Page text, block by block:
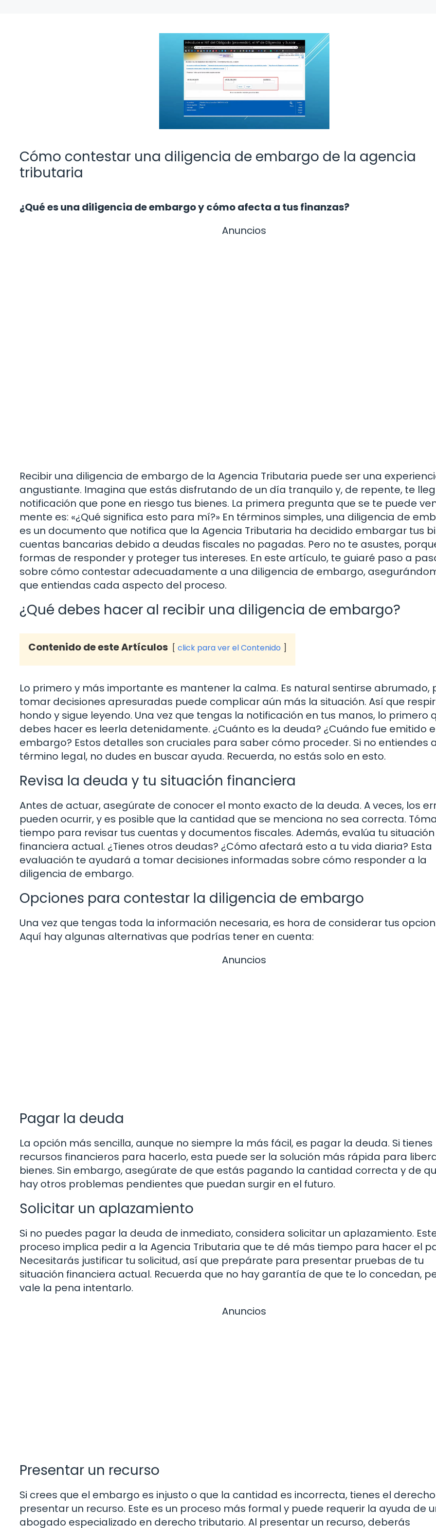
Cómo contestar una diligencia de embargo de la agencia
tributaria
¿Qué es una diligencia de embargo y cómo afecta a tus finanzas?
Anuncios
Recibir una diligencia de embargo de la Agencia Tributaria puede ser una
angustiante. Imagina que estás disfrutando de un día tranquilo y, de repente, te
notificación que pone en riesgo tus bienes. La primera pregunta que se te puede
mente es: «¿Qué significa esto para mí?» En términos simples, una diligencia de
es un documento que notifica que la Agencia Tributaria ha decidido embargar tus
cuentas bancarias debido a deudas fiscales no pagadas. Pero no te asustes,
formas de responder y proteger tus intereses. En este artículo, te guiaré paso a
sobre cómo contestar adecuadamente a una diligencia de embargo,
que entiendas cada aspecto del proceso.
¿Qué debes hacer al recibir una diligencia de embargo?
Contenido de este Artículos click para ver el Contenido
Lo primero y más importante es mantener la calma. Es natural sentirse abrumado,
tomar decisiones apresuradas puede complicar aún más la situación. Así que
hondo y sigue leyendo. Una vez que tengas la notificación en tus manos, lo primero
debes hacer es leerla detenidamente. ¿Cuánto es la deuda? ¿Cuándo fue emitido
embargo? Estos detalles son cruciales para saber cómo proceder. Si no entiendes
término legal, no dudes en buscar ayuda. Recuerda, no estás solo en esto.
Revisa la deuda y tu situación financiera
Antes de actuar, asegúrate de conocer el monto exacto de la deuda. A veces, los
pueden ocurrir, y es posible que la cantidad que se menciona no sea correcta.
tiempo para revisar tus cuentas y documentos fiscales. Además, evalúa tu situación
financiera actual. ¿Tienes otros deudas? ¿Cómo afectará esto a tu vida diaria? Esta
evaluación te ayudará a tomar decisiones informadas sobre cómo responder a la
diligencia de embargo.
Opciones para contestar la diligencia de embargo
Una vez que tengas toda la información necesaria, es hora de considerar tus
Aquí hay algunas alternativas que podrías tener en cuenta:
Anuncios
Pagar la deuda
La opción más sencilla, aunque no siempre la más fácil, es pagar la deuda. Si tienes
recursos financieros para hacerlo, esta puede ser la solución más rápida para
bienes. Sin embargo, asegúrate de que estás pagando la cantidad correcta y de
hay otros problemas pendientes que puedan surgir en el futuro.
Solicitar un aplazamiento
Si no puedes pagar la deuda de inmediato, considera solicitar un aplazamiento.
proceso implica pedir a la Agencia Tributaria que te dé más tiempo para hacer el
Necesitarás justificar tu solicitud, así que prepárate para presentar pruebas de tu
situación financiera actual. Recuerda que no hay garantía de que te lo concedan,
vale la pena intentarlo.
Anuncios
Presentar un recurso
Si crees que el embargo es injusto o que la cantidad es incorrecta, tienes el
presentar un recurso. Este es un proceso más formal y puede requerir la ayuda de
abogado especializado en derecho tributario. Al presentar un recurso, deberás